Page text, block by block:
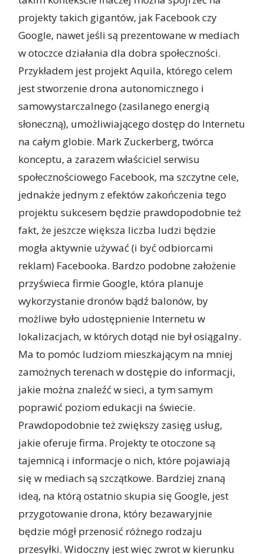
projekty takich gigantów, jak Facebook czy
Google, nawet jeśli są prezentowane w mediach
w otoczce działania dla dobra społeczności.
Przykładem jest projekt Aquila, którego celem
jest stworzenie drona autonomicznego i
samowystarczalnego (zasilanego energią
słoneczną), umożliwiającego dostęp do Internetu
na całym globie. Mark Zuckerberg, twórca
konceptu, a zarazem właściciel serwisu
społecznościowego Facebook, ma szczytne cele,
jednakże jednym z efektów zakończenia tego
projektu sukcesem będzie prawdopodobnie też
fakt, że jeszcze większa liczba ludzi będzie
mogła aktywnie używać (i być odbiorcami
reklam) Facebooka. Bardzo podobne założenie
przyświeca firmie Google, która planuje
wykorzystanie dronów bądź balonów, by
możliwe było udostępnienie Internetu w
lokalizacjach, w których dotąd nie był osiągalny.
Ma to pomóc ludziom mieszkającym na mniej
zamożnych terenach w dostępie do informacji,
jakie można znaleźć w sieci, a tym samym
poprawić poziom edukacji na świecie.
Prawdopodobnie też zwiększy zasięg usług,
jakie oferuje firma. Projekty te otoczone są
tajemnicą i informacje o nich, które pojawiają
się w mediach są szczątkowe. Bardziej znaną
ideą, na którą ostatnio skupia się Google, jest
przygotowanie drona, który bezawaryjnie
będzie mógł przenosić różnego rodzaju
przesyłki. Widoczny jest więc zwrot w kierunku